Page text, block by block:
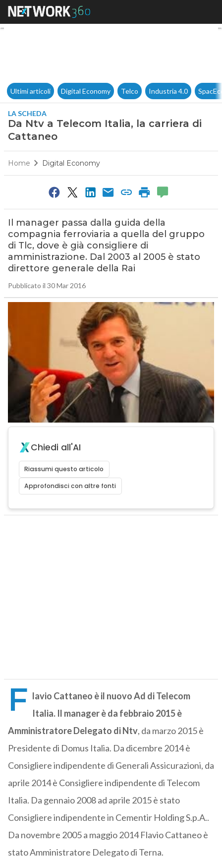
Da Ntv a Telecom Italia, la
Ultimi articoli Digital Economy Telco Industria 4.0
LA SCHEDA
Da Ntv a Telecom Italia, la carriera di
Cattaneo
Home Digital Economy
Il manager passa dalla guida della
compagnia ferroviaria a quella del gruppo
di Tlc, dove è già consigliere di
amministrazione. Dal 2003 al 2005 è stato
direttore generale della Rai
Pubblicato il 30 Mar 2016
Chiedi all'AI
Riassumi questo articolo
Approfondisci con altre fonti
F lavio Cattaneo è il nuovo Ad di Telecom
Italia. Il manager è da febbraio 2015 è
Amministratore Delegato di Ntv, da marzo 2015 è
Presidente di Domus Italia. Da dicembre 2014 è
Consigliere indipendente di Generali Assicurazioni, da
aprile 2014 è Consigliere indipendente di Telecom
Italia. Da gennaio 2008 ad aprile 2015 è stato
Consigliere indipendente in Cementir Holding S.p.A..
Da novembre 2005 a maggio 2014 Flavio Cattaneo è
stato Amministratore Delegato di Terna.